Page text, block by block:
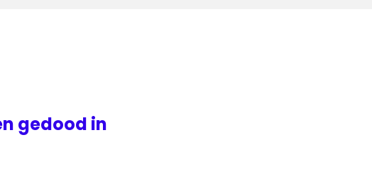
gedood in